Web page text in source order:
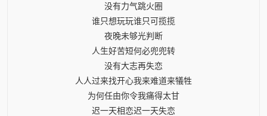
没有力气跳火圈
谁只想玩玩谁只可揽揽
夜晚未够光判断
人生好苦短何必兜兜转
没有大志再失恋
人人过来找开心我来难道来犠牲
为何任由你令我痛得太甘
迟一天相恋迟一天失恋